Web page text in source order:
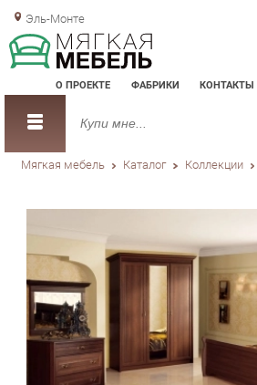
Эль-Монте
О ПРОЕКТЕ ФАБРИКИ КОНТАКТЫ
Мягкая мебель Каталог Коллекции